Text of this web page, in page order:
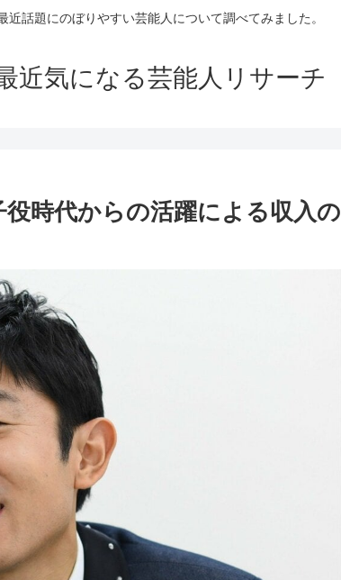
近話題にのぼりやすい芸能人について調べてみました。
近気になる芸能人リサーチ
時代からの活躍による収入の